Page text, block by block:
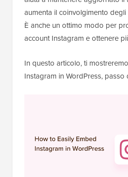
aumenta il coinvolgimento
È anche un ottimo modo per
account Instagram e ottenere
In questo articolo, ti
Instagram in WordPress,